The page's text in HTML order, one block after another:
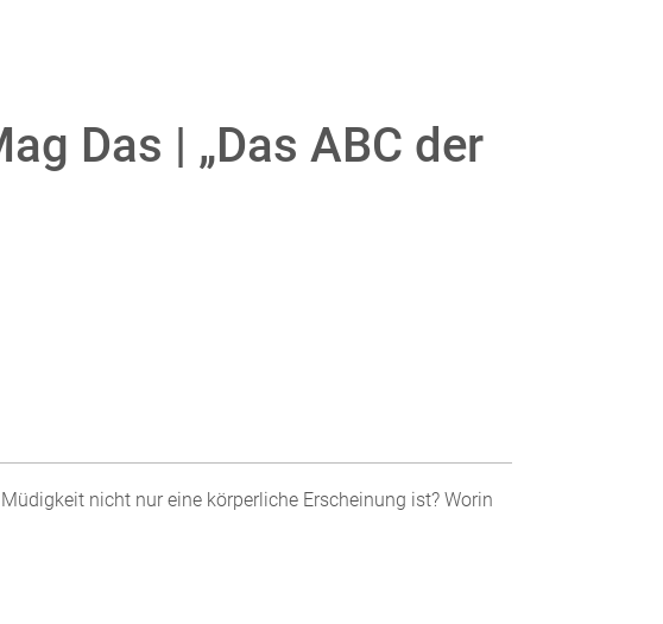
Das | „Das ABC der
nicht nur eine körperliche Erscheinung ist? Worin